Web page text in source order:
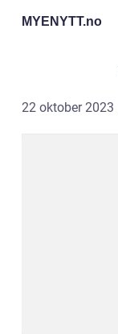
MYENYTT.no
22 oktober 2023